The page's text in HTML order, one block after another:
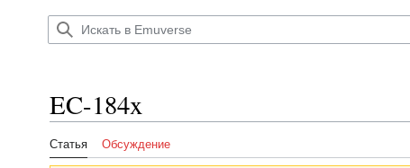
EC-184x
Статья Обсуждение